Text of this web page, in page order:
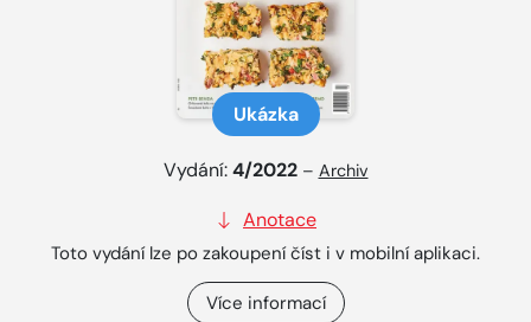
Ukázka
Vydání:4/2022 – Archiv
Anotace
Toto vydání lze po zakoupení číst i v mobilní aplikaci.
Více informací